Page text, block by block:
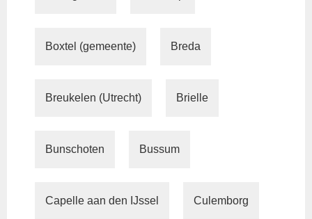
Boxtel (gemeente) Breda
Breukelen (Utrecht) Brielle
Bunschoten Bussum
Capelle aan den IJssel Culemborg